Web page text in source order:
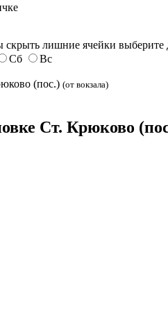
лишние ячейки выберите
Сб
Вс
(пос.) (от вокзала)
Ст. Крюково